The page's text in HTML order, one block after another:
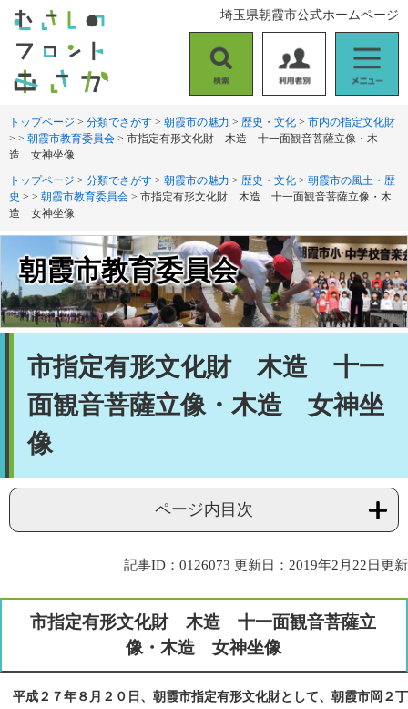
す
。
し
て
文
へ
索
用
者
別
ニ
ュ
ー
埼玉県朝霞市公式ホームページ
トップページ > 分類でさがす > 朝霞市の魅力 > 歴史・文化 > 市内の指定文化財
> > 朝霞市教育委員会 > 市指定有形文化財 木造 十一面観音菩薩立像・木
造 女神坐像
トップページ > 分類でさがす > 朝霞市の魅力 > 歴史・文化 > 朝霞市の風土・歴
史 > > 朝霞市教育委員会 > 市指定有形文化財 木造 十一面観音菩薩立像・木
造 女神坐像
朝霞市教育委員会
市指定有形文化財 木造 十一
面観音菩薩立像・木造 女神坐
像
ページ内目次
記事ID：0126073 更新日：2019年2月22日更新
市指定有形文化財 木造 十一面観音菩薩立
像・木造 女神坐像
平成２７年８月２０日、朝霞市指定有形文化財として、朝霞市岡２丁